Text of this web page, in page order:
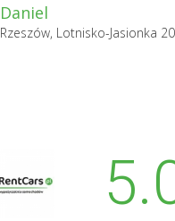
Daniel
Rzeszów, Lotnisko-Jasionka